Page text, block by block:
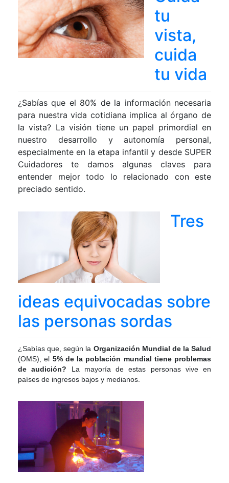
tu
vista,
cuida
tu vida
¿Sabías que el 80% de la información necesaria
para nuestra vida cotidiana implica al órgano de
la vista? La visión tiene un papel primordial en
nuestro desarrollo y autonomía personal,
especialmente en la etapa infantil y desde SUPER
Cuidadores te damos algunas claves para
entender mejor todo lo relacionado con este
preciado sentido.
Tres
ideas equivocadas sobre
las personas sordas
¿Sabías que, según la Organización Mundial de la Salud
(OMS), el 5% de la población mundial tiene problemas
de audición? La mayoría de estas personas vive en
países de ingresos bajos y medianos.